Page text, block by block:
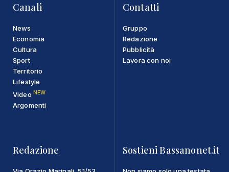
Canali
News
Economia
Cultura
Sport
Territorio
Lifestyle
Video NEW
Argomenti
Contatti
Gruppo
Redazione
Pubblicità
Lavora con noi
Redazione Sostieni Bassanonet.it